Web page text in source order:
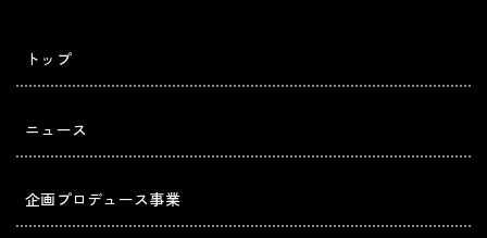
トップ
ニュース
企画プロデュース事業